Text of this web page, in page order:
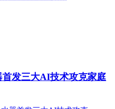
发三大AI技术攻克家庭